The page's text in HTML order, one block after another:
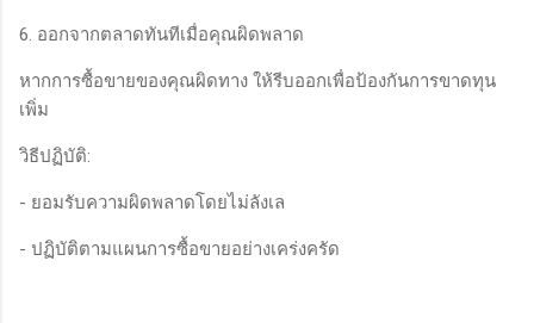
6. ออกจากตลาดทันทีเมื่อคุณผิดพลาด
หากการซื้อขายของคุณผิดทาง ให้รีบออกเพื่อป้องกันการขาดทุน
เพิ่ม
วิธีปฏิบัติ:
- ยอมรับความผิดพลาดโดยไม่ลังเล
- ปฏิบัติตามแผนการซื้อขายอย่างเคร่งครัด